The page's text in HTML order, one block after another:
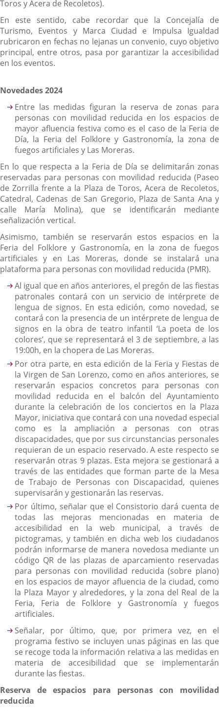
Toros y Acera de Recoletos).
En este sentido, cabe recordar que la Concejalía de
Turismo, Eventos y Marca Ciudad e Impulsa Igualdad
rubricaron en fechas no lejanas un convenio, cuyo objetivo
principal, entre otros, pasa por garantizar la accesibilidad
en los eventos.
Novedades 2024
Entre las medidas figuran la reserva de zonas para
personas con movilidad reducida en los espacios de
mayor afluencia festiva como es el caso de la Feria de
Día, la Feria del Folklore y Gastronomía, la zona de
fuegos artificiales y Las Moreras.
En lo que respecta a la Feria de Día se delimitarán zonas
reservadas para personas con movilidad reducida (Paseo
de Zorrilla frente a la Plaza de Toros, Acera de Recoletos,
Catedral, Cadenas de San Gregorio, Plaza de Santa Ana y
calle María Molina), que se identificarán mediante
señalización vertical.
Asimismo, también se reservarán estos espacios en la
Feria del Folklore y Gastronomía, en la zona de fuegos
artificiales y en Las Moreras, donde se instalará una
plataforma para personas con movilidad reducida (PMR).
Al igual que en años anteriores, el pregón de las fiestas
patronales contará con un servicio de intérprete de
lengua de signos. En esta edición, como novedad, se
contará con la presencia de un intérprete de lengua de
signos en la obra de teatro infantil ‘La poeta de los
colores’, que se representará el 3 de septiembre, a las
19:00h, en la chopera de Las Moreras.
Por otra parte, en esta edición de la Feria y Fiestas de
la Virgen de San Lorenzo, como en años anteriores, se
reservarán espacios concretos para personas con
movilidad reducida en el balcón del Ayuntamiento
durante la celebración de los conciertos en la Plaza
Mayor, iniciativa que contará con una novedad especial
como es la ampliación a personas con otras
discapacidades, que por sus circunstancias personales
requieran de un espacio reservado. A este respecto se
reservarán otras 9 plazas. Esta mejora se gestionará a
través de las entidades que forman parte de la Mesa
de Trabajo de Personas con Discapacidad, quienes
supervisarán y gestionarán las reservas.
Por último, señalar que el Consistorio dará cuenta de
todas las mejoras mencionadas en materia de
accesibilidad en la web municipal, a través de
pictogramas, y también en dicha web los ciudadanos
podrán informarse de manera novedosa mediante un
código QR de las plazas de aparcamiento reservadas
para personas con movilidad reducida (sobre plano)
en los espacios de mayor afluencia de la ciudad, como
la Plaza Mayor y alrededores, y la zona del Real de la
Feria, Feria de Folklore y Gastronomía y fuegos
artificiales.
Señalar, por último, que, por primera vez, en el
programa festivo se incluyen unas páginas en las que
se recoge toda la información relativa a las medidas en
materia de accesibilidad que se implementarán
durante las fiestas.
Reserva de espacios para personas con movilidad
reducida